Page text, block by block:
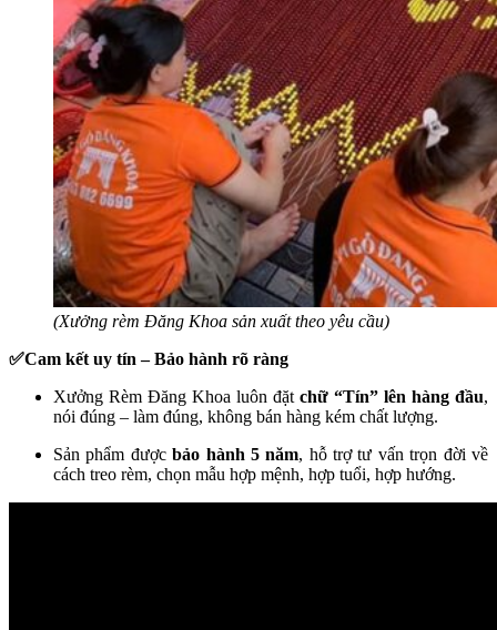
(Xưởng rèm Đăng Khoa sản xuất theo yêu cầu)
✅Cam kết uy tín – Bảo hành rõ ràng
Xưởng Rèm Đăng Khoa luôn đặt chữ “Tín” lên hàng đầu,
nói đúng – làm đúng, không bán hàng kém chất lượng.
Sản phẩm đượcbảo hành 5 năm, hỗ trợ tư vấn trọn đời về
cách treo rèm, chọn mẫu hợp mệnh, hợp tuổi, hợp hướng.